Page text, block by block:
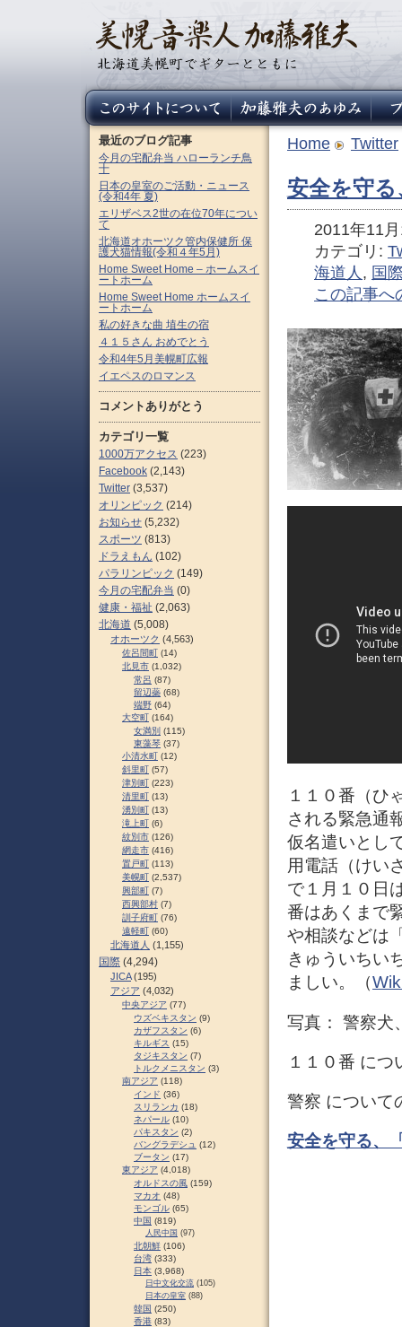
Home Twitter
安全を守
2011年11
カテゴリ:
海道人 , 国
この記事へ
１１０番（ひ
される緊急通
仮名遣いとし
用電話（けい
で１月１０日
番はあくまで
や相談などは
きゅういちい
ましい。（
写真： 警察犬
１１０番 につ
警察 について
安全を守る、
最近のブログ記事
今月の宅配弁当 ハローランチ鳥
十
日本の皇室のご活動・ニュース
(令和4年 夏)
エリザベス2世の在位70年につい
て
北海道オホーツク管内保健所 保
護犬猫情報(令和４年5月)
Home Sweet Home – ホームスイ
ートホーム
Home Sweet Home ホームスイ
ートホーム
私の好きな曲 埴生の宿
４１５さん おめでとう
令和4年5月美幌町広報
イエペスのロマンス
コメントありがとう
カテゴリ一覧
1000万アクセス (223)
Facebook (2,143)
Twitter (3,537)
オリンピック (214)
お知らせ (5,232)
スポーツ (813)
ドラえもん (102)
パラリンピック (149)
今月の宅配弁当 (0)
健康・福祉 (2,063)
北海道 (5,008)
オホーツク (4,563)
佐呂間町 (14)
北見市 (1,032)
常呂 (87)
留辺蘂 (68)
端野 (64)
大空町 (164)
女満別 (115)
東藻琴 (37)
小清水町 (12)
斜里町 (57)
津別町 (223)
清里町 (13)
湧別町 (13)
滝上町 (6)
紋別市 (126)
網走市 (416)
置戸町 (113)
美幌町 (2,537)
興部町 (7)
西興部村 (7)
訓子府町 (76)
遠軽町 (60)
北海道人 (1,155)
国際 (4,294)
JICA(195)
アジア (4,032)
中央アジア (77)
ウズベキスタン (9)
カザフスタン (6)
キルギス (15)
タジキスタン (7)
トルクメニスタン (3)
南アジア (118)
インド (36)
スリランカ (18)
ネパール (10)
パキスタン (2)
バングラデシュ (12)
ブータン (17)
東アジア (4,018)
オルドスの風 (159)
マカオ (48)
モンゴル (65)
中国 (819)
人民中国 (97)
北朝鮮 (106)
台湾 (333)
日本 (3,968)
日中文化交流 (105)
日本の皇室 (88)
韓国 (250)
香港 (83)